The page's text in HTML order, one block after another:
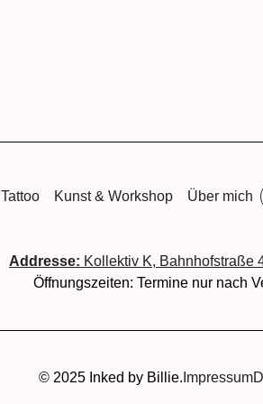
Tattoo Kunst & Workshop Über mich
Addresse: Kollektiv K, Bahnhofstraße
Öffnungszeiten: Termine nur nach
© 2025 Inked by Billie. Impressum